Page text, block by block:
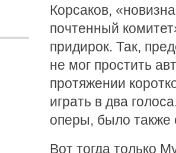
Корсаков,
почтенный
придирок. Так,
не мог простить
протяжении
играть в два
оперы, было также
Вот тогда только